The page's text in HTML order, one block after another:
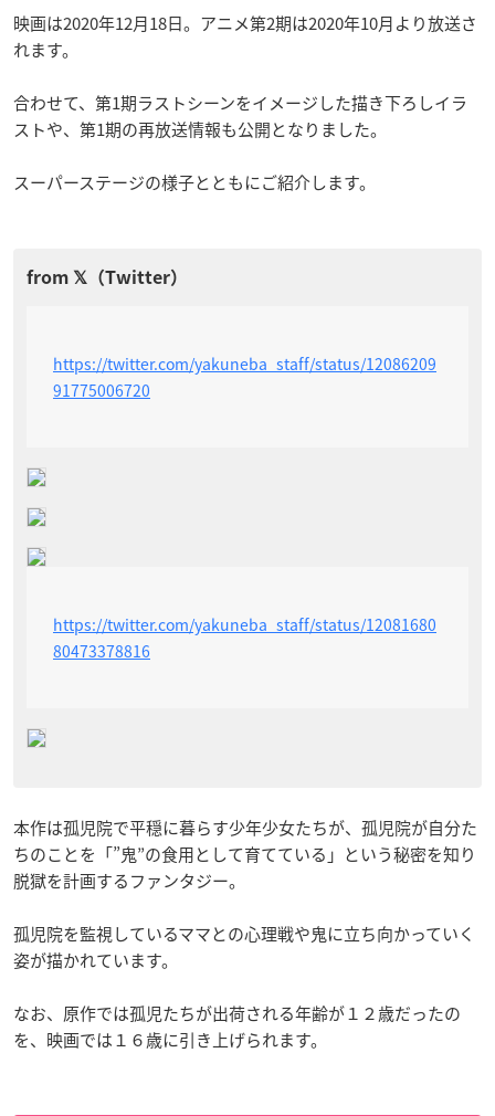
映画は2020年12月18日。アニメ第2期は2020年10月より放送さ
れます。
合わせて、第1期ラストシーンをイメージした描き下ろしイラ
ストや、第1期の再放送情報も公開となりました。
スーパーステージの様子とともにご紹介します。
https://twitter.com/yakuneba_staff/status/12086209
91775006720
https://twitter.com/yakuneba_staff/status/12081680
80473378816
本作は孤児院で平穏に暮らす少年少女たちが、孤児院が自分た
ちのことを「”鬼”の食用として育てている」という秘密を知り
脱獄を計画するファンタジー。
孤児院を監視しているママとの心理戦や鬼に立ち向かっていく
姿が描かれています。
なお、原作では孤児たちが出荷される年齢が１２歳だったの
を、映画では１６歳に引き上げられます。